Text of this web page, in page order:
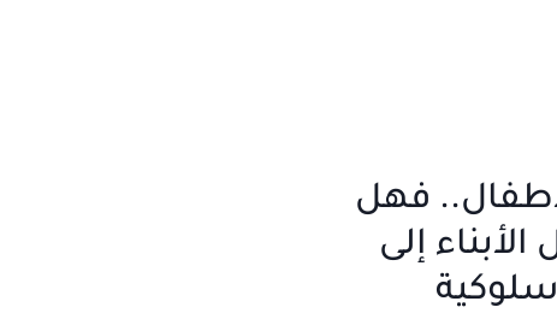
فهل
إلى